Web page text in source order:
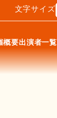
文字サイズ
概要出演者一覧